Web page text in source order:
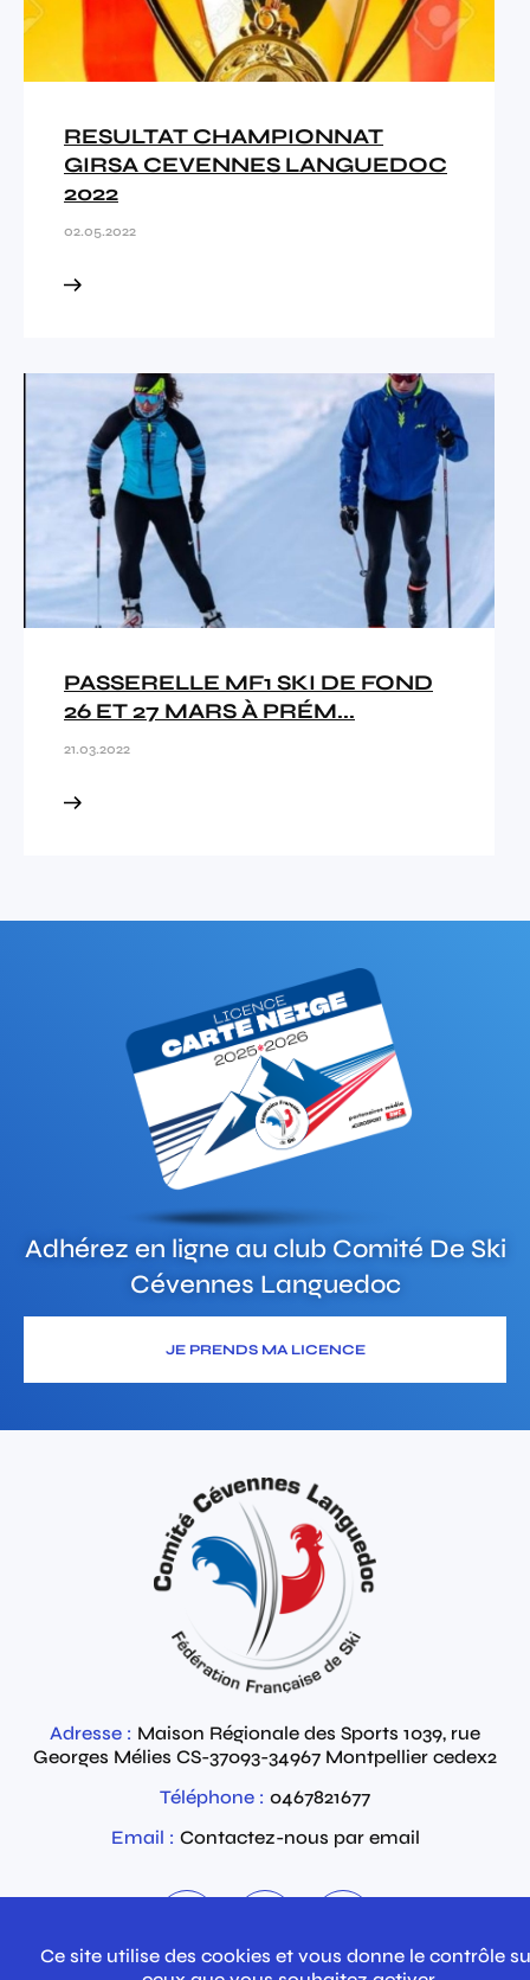
RESULTAT CHAMPIONNAT
GIRSA CEVENNES LANGUEDOC
2022
02.05.2022
PASSERELLE MF1 SKI DE FOND
26 ET 27 MARS À PRÉM...
21.03.2022
Adhérez en ligne au club Comité De Ski
Cévennes Languedoc
JE PRENDS MA LICENCE
Adresse : Maison Régionale des Sports 1039, rue
Georges Mélies CS-37093-34967 Montpellier cedex2
Téléphone : 0467821677
Email : Contactez-nous par email
Ce site utilise des cookies et vous donne le contrôle